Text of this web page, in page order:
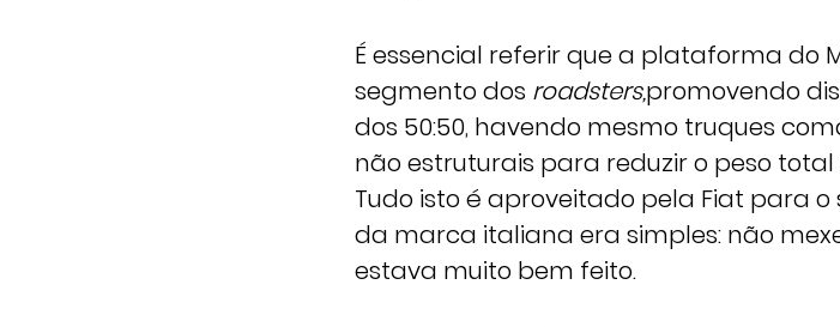
É essencial referir que a plataforma do
segmento dos roadsters,promovendo
dos 50:50, havendo mesmo truques
não estruturais para reduzir o peso
Tudo isto é aproveitado pela Fiat para o
da marca italiana era simples: não
estava muito bem feito.